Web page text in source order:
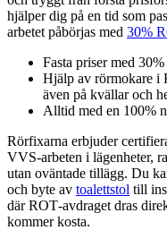
hjälper dig på en tid som
arbetet påbörjas med 30%
Fasta priser med
Hjälp av rörmokare i
även på kvällar och
Alltid med en 100%
Rörfixarna erbjuder
VVS‑arbeten i lägenheter,
utan oväntade tillägg. Du
och byte av toalettstol till
där ROT‑avdraget dras
kommer kosta.